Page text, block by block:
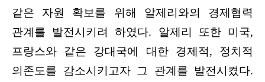
같은 자원 확보를 위해 알제리와의 경제협력
관계를 발전시키려 하였다. 알제리 또한 미국,
프랑스와 같은 강대국에 대한 경제적, 정치적
의존도를 감소시키고자 그 관계를 발전시켰다.